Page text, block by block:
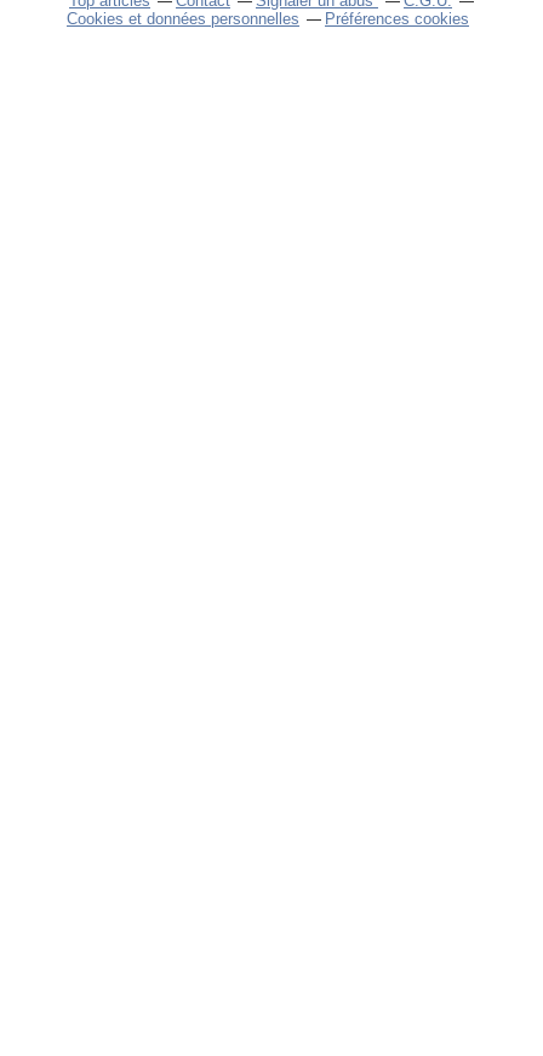
Cookies et données personnelles
Préférences cookies